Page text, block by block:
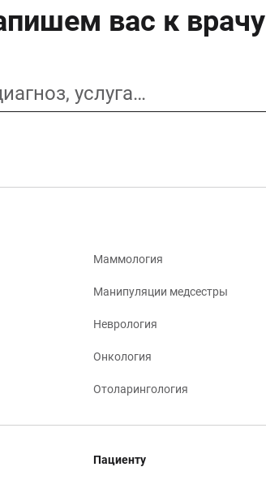
вас к врачу
услуга…
Маммология
Манипуляции медсестры
Неврология
Онкология
Отоларингология
Пациенту